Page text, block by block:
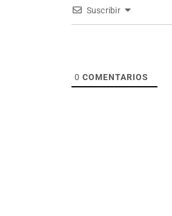
Suscribir
0 COMENTARIOS